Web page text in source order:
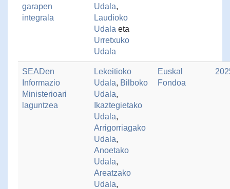
garapen
integrala
Udala,
Laudioko
Udala eta
Urretxuko
Udala
SEADen
Informazio
Ministerioari
laguntzea
Lekeitioko
Udala, Bilboko
Udala,
Ikaztegietako
Udala,
Arrigorriagako
Udala,
Anoetako
Udala,
Areatzako
Udala,
Euskal
Fondoa